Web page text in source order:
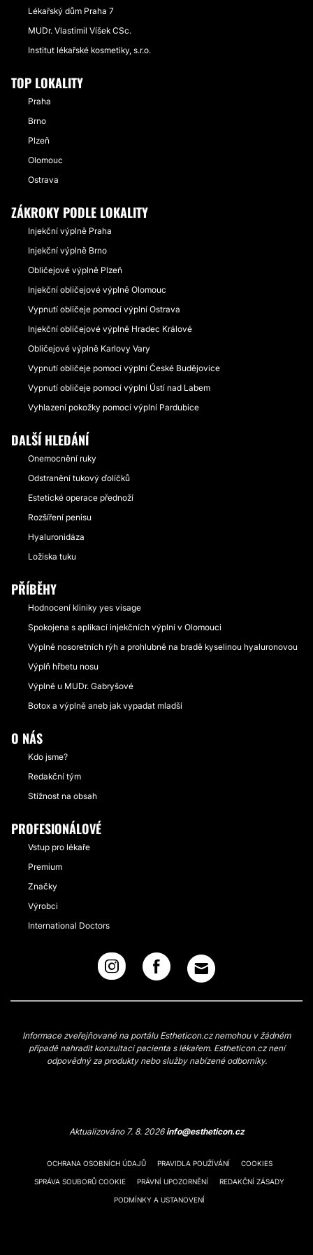
Lékařský dům Praha 7
MUDr. Vlastimil Víšek CSc.
Institut lékařské kosmetiky, s.r.o.
TOP LOKALITY
Praha
Brno
Plzeň
Olomouc
Ostrava
ZÁKROKY PODLE LOKALITY
Injekční výplně Praha
Injekční výplně Brno
Obličejové výplně Plzeň
Injekční obličejové výplně Olomouc
Vypnutí obličeje pomocí výplní Ostrava
Injekční obličejové výplně Hradec Králové
Obličejové výplně Karlovy Vary
Vypnutí obličeje pomocí výplní České Budějovice
Vypnutí obličeje pomocí výplní Ústí nad Labem
Vyhlazení pokožky pomocí výplní Pardubice
DALŠÍ HLEDÁNÍ
Onemocnění ruky
Odstranění tukový ďolíčků
Estetické operace přednoží
Rozšíření penisu
Hyaluronidáza
Ložiska tuku
PŘÍBĚHY
Hodnocení kliniky yes visage
Spokojena s aplikací injekčních výplní v Olomouci
Výplně nosoretních rýh a prohlubně na bradě kyselinou hyaluronovou
Výplň hřbetu nosu
Výplně u MUDr. Gabryšové
Botox a výplně aneb jak vypadat mladší
O NÁS
Kdo jsme?
Redakční tým
Stížnost na obsah
PROFESIONÁLOVÉ
Vstup pro lékaře
Premium
Značky
Výrobci
International Doctors
Informace zveřejňované na portálu Estheticon.cz nemohou v žádném
případě nahradit konzultaci pacienta s lékařem. Estheticon.cz není
odpovědný za produkty nebo služby nabízené odborníky.
Aktualizováno 7. 8. 2026info@estheticon.cz
OCHRANA OSOBNÍCH ÚDAJŮ PRAVIDLA POUŽÍVÁNÍ COOKIES
SPRÁVA SOUBORŮ COOKIE PRÁVNÍ UPOZORNĚNÍ REDAKČNÍ ZÁSADY
PODMÍNKY A USTANOVENÍ